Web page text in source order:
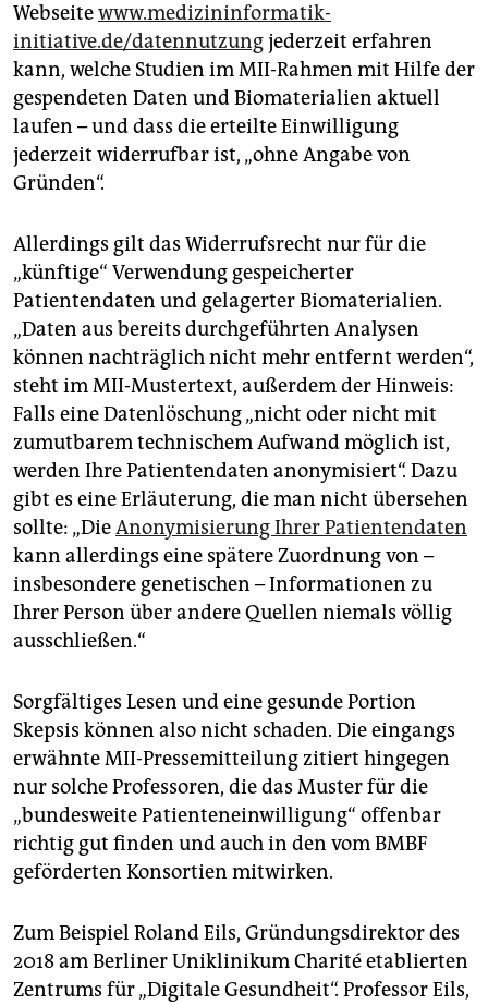
Webseitewww.medizininformatik-
initiative.de/datennutzungjederzeit erfahren
kann, welche Studien im MII-Rahmen mit Hilfe der
gespendeten Daten und Biomaterialien aktuell
laufen – und dass die erteilte Einwilligung
jederzeit widerrufbar ist, „ohne Angabe von
Gründen“.
Allerdings gilt das Widerrufsrecht nur für die
„künftige“ Verwendung gespeicherter
Patientendaten und gelagerter Biomaterialien.
„Daten aus bereits durchgeführten Analysen
können nachträglich nicht mehr entfernt werden“,
steht im MII-Mustertext, außerdem der Hinweis:
Falls eine Datenlöschung „nicht oder nicht mit
zumutbarem technischem Aufwand möglich ist,
werden Ihre Patientendaten anonymisiert“. Dazu
gibt es eine Erläuterung, die man nicht übersehen
sollte: „DieAnonymisierung Ihrer Patientendaten
kann allerdings eine spätere Zuordnung von –
insbesondere genetischen – Informationen zu
Ihrer Person über andere Quellen niemals völlig
ausschließen.“
Sorgfältiges Lesen und eine gesunde Portion
Skepsis können also nicht schaden. Die eingangs
erwähnte MII-Pressemitteilung zitiert hingegen
nur solche Professoren, die das Muster für die
„bundesweite Patienteneinwilligung“ offenbar
richtig gut finden und auch in den vom BMBF
geförderten Konsortien mitwirken.
Zum Beispiel Roland Eils, Gründungsdirektor des
2018 am Berliner Uniklinikum Charité etablierten
Zentrums für „Digitale Gesundheit“. Professor Eils,